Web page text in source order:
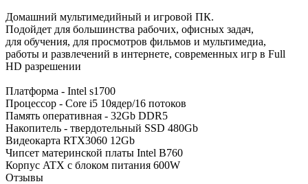
Домашний мультимедийный и игровой ПК.
Подойдет для большинства рабочих, офисных задач,
для обучения, для просмотров фильмов и мультимедиа,
работы и развлечений в интернете, современных игр в Full
HD разрешении
Платформа - Intel s1700
Процессор - Core i5 10ядер/16 потоков
Память оперативная - 32Gb DDR5
Накопитель - твердотельный SSD 480Gb
Видеокарта RTX3060 12Gb
Чипсет материнской платы Intel B760
Корпус ATX с блоком питания 600W
Отзывы